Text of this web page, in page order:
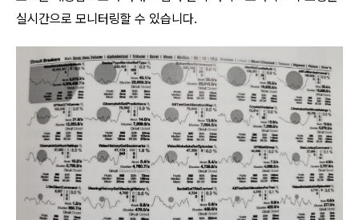
실시간으로 모니터링할 수 있습니다.